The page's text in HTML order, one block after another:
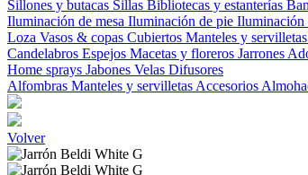
Sillones y butacas Sillas Bibliotecas y estanterías
Iluminación de mesa Iluminación de pie Iluminación
Loza Vasos & copas Cubiertos Manteles y servilletas
Candelabros Espejos Macetas y floreros Jarrones
Home sprays Jabones Velas Difusores
Alfombras Manteles y servilletas Accesorios
Volver